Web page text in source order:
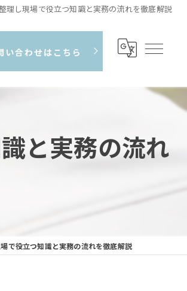
理し現場で役立つ知識と実務の流れを徹底解説
い合わせはこちら
と実務の流れ
で役立つ知識と実務の流れを徹底解説